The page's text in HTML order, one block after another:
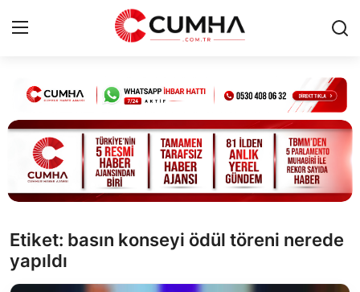
Kurumsal
Cumhurbaşkanlığı
Bakanlıklar
Siyasi Partiler
Etiket: basın konseyi ödül töreni nerede
yapıldı